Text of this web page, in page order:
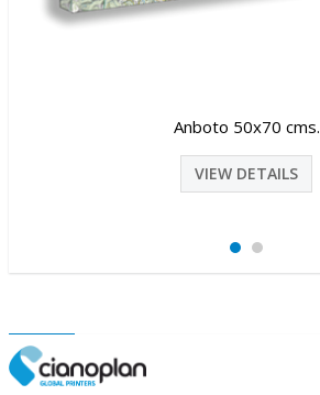
Anboto 50x70 cms.
VIEW DETAILS